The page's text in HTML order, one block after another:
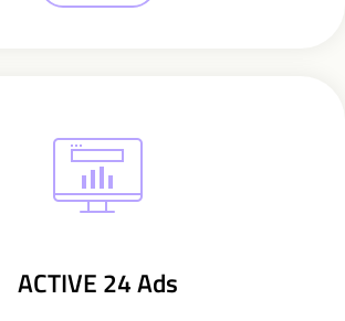
ACTIVE 24 Ads